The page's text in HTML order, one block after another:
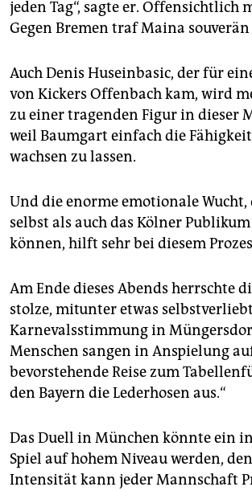
jeden Tag“, sagte er. Offensichtlich
Gegen Bremen traf Maina souverän
Auch Denis Huseinbasic, der für
von Kickers Offenbach kam, wird
zu einer tragenden Figur in dieser
weil Baumgart einfach die
wachsen zu lassen.
Und die enorme emotionale Wucht,
selbst als auch das Kölner
können, hilft sehr bei diesem
Am Ende dieses Abends herrschte
stolze, mitunter etwas
Karnevalsstimmung in
Menschen sangen in Anspielung
bevorstehende Reise zum
den Bayern die Lederhosen aus.“
Das Duell in München könnte ein
Spiel auf hohem Niveau werden,
Intensität kann jeder Mannschaft